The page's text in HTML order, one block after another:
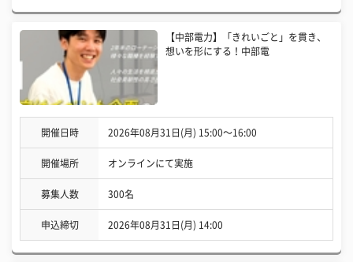
【中部電力】「きれいごと」を貫き、
想いを形にする！中部電
開催日時 2026年08月31日(月) 15:00〜16:00
開催場所 オンラインにて実施
募集人数 300名
申込締切 2026年08月31日(月) 14:00